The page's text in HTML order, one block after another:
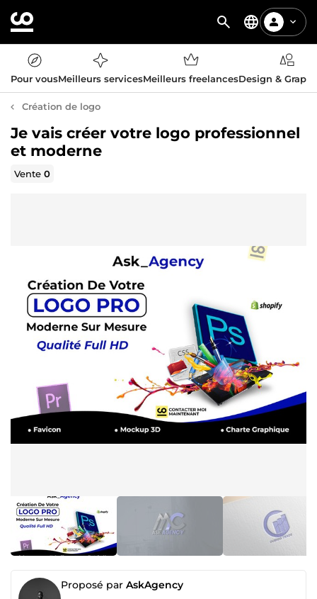
Pour vousMeilleurs servicesMeilleurs freelancesDesign &
Création de logo
Je vais créer votre logo professionnel
et moderne
Vente0
Proposé par AskAgency